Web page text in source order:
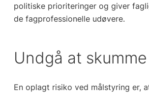
politiske prioriteringer og giver
de fagprofessionelle udøvere.
Undgå at
En oplagt risiko ved målstyring er,